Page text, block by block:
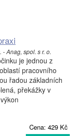
- Anag, spol. s r. o.
je jednou z
pracovního
řadou základních
překážky v
Cena: 429 Kč